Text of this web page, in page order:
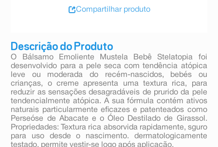
Descrição do Produto
O Bálsamo Emoliente Mustela Bebê Stelatopia foi
desenvolvido para a pele seca com tendência atópica
leve ou moderada do recém-nascidos, bebés ou
crianças, o creme apresenta uma textura rica, para
reduzir as sensações desagradáveis de prurido da pele
tendencialmente atópica. A sua fórmula contém ativos
naturais particularmente eficazes e patenteados como
Perseóse de Abacate e o Óleo Destilado de Girassol.
Propriedades: Textura rica absorvida rapidamente, sguro
para uso desde o nascimento. dermatologicamente
testado, permite vestir-se logo após aplicação.
Compartilhar produto